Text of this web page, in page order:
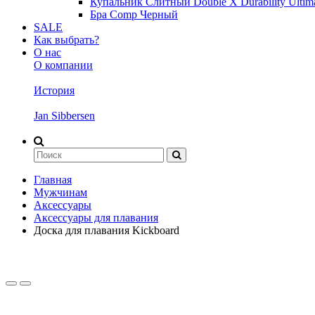
Бра Comp Черный
SALE
Как выбрать?
О нас
О компании
История
Jan Sibbersen
Главная
Мужчинам
Аксессуары
Аксессуары для плавания
Доска для плавания Kickboard